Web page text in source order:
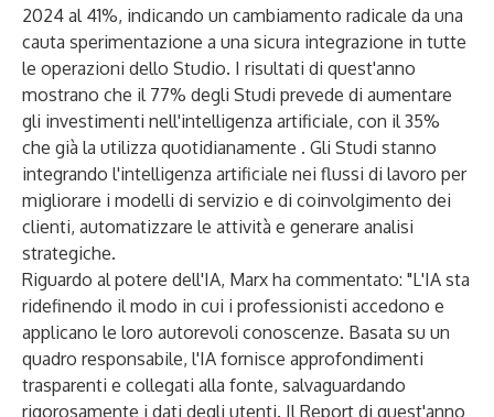
2024 al 41%, indicando un cambiamento radicale da una
cauta sperimentazione a una sicura integrazione in tutte
le operazioni dello Studio. I risultati di quest'anno
mostrano che il 77% degli Studi prevede di aumentare
gli investimenti nell'intelligenza artificiale, con il 35%
che già la utilizza quotidianamente . Gli Studi stanno
integrando l'intelligenza artificiale nei flussi di lavoro per
migliorare i modelli di servizio e di coinvolgimento dei
clienti, automatizzare le attività e generare analisi
strategiche.
Riguardo al potere dell'IA, Marx ha commentato: "L'IA sta
ridefinendo il modo in cui i professionisti accedono e
applicano le loro autorevoli conoscenze. Basata su un
quadro responsabile, l'IA fornisce approfondimenti
trasparenti e collegati alla fonte, salvaguardando
rigorosamente i dati degli utenti. Il Report di quest'anno